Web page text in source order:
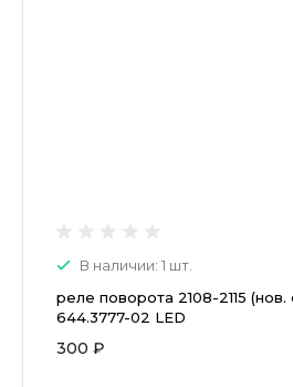
В наличии: 1 шт.
реле поворота 2108-2115
644.3777-02 LED
300 ₽